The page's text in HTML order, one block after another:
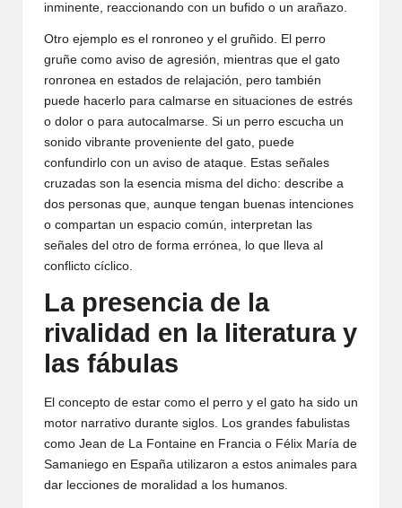
inminente, reaccionando con un bufido o un arañazo.
Otro ejemplo es el ronroneo y el gruñido. El perro
gruñe como aviso de agresión, mientras que el gato
ronronea en estados de relajación, pero también
puede hacerlo para calmarse en situaciones de estrés
o dolor o para autocalmarse. Si un perro escucha un
sonido vibrante proveniente del gato, puede
confundirlo con un aviso de ataque. Estas señales
cruzadas son la esencia misma del dicho: describe a
dos personas que, aunque tengan buenas intenciones
o compartan un espacio común, interpretan las
señales del otro de forma errónea, lo que lleva al
conflicto cíclico.
La presencia de la
rivalidad en la literatura y
las fábulas
El concepto de estar como el perro y el gato ha sido un
motor narrativo durante siglos. Los grandes fabulistas
como Jean de La Fontaine en Francia o Félix María de
Samaniego en España utilizaron a estos animales para
dar lecciones de moralidad a los humanos.